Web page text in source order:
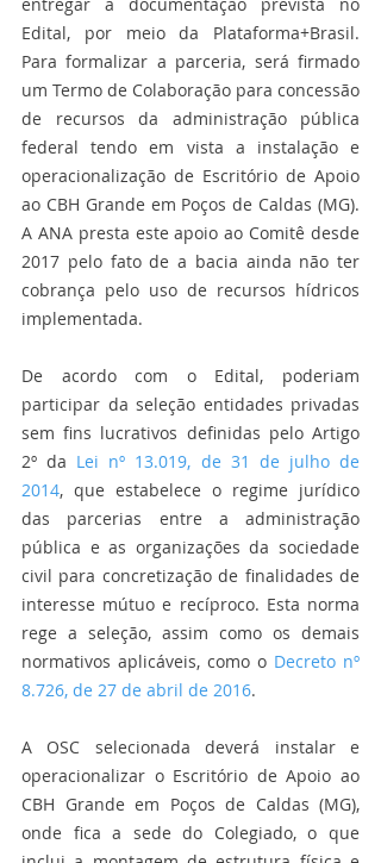
entregar a documentação prevista no
Edital, por meio da Plataforma+Brasil.
Para formalizar a parceria, será firmado
um Termo de Colaboração para concessão
de recursos da administração pública
federal tendo em vista a instalação e
operacionalização de Escritório de Apoio
ao CBH Grande em Poços de Caldas (MG).
A ANA presta este apoio ao Comitê desde
2017 pelo fato de a bacia ainda não ter
cobrança pelo uso de recursos hídricos
implementada.
De acordo com o Edital, poderiam
participar da seleção entidades privadas
sem fins lucrativos definidas pelo Artigo
2º da Lei nº 13.019, de 31 de julho de
2014, que estabelece o regime jurídico
das parcerias entre a administração
pública e as organizações da sociedade
civil para concretização de finalidades de
interesse mútuo e recíproco. Esta norma
rege a seleção, assim como os demais
normativos aplicáveis, como o Decreto nº
8.726, de 27 de abril de 2016.
A OSC selecionada deverá instalar e
operacionalizar o Escritório de Apoio ao
CBH Grande em Poços de Caldas (MG),
onde fica a sede do Colegiado, o que